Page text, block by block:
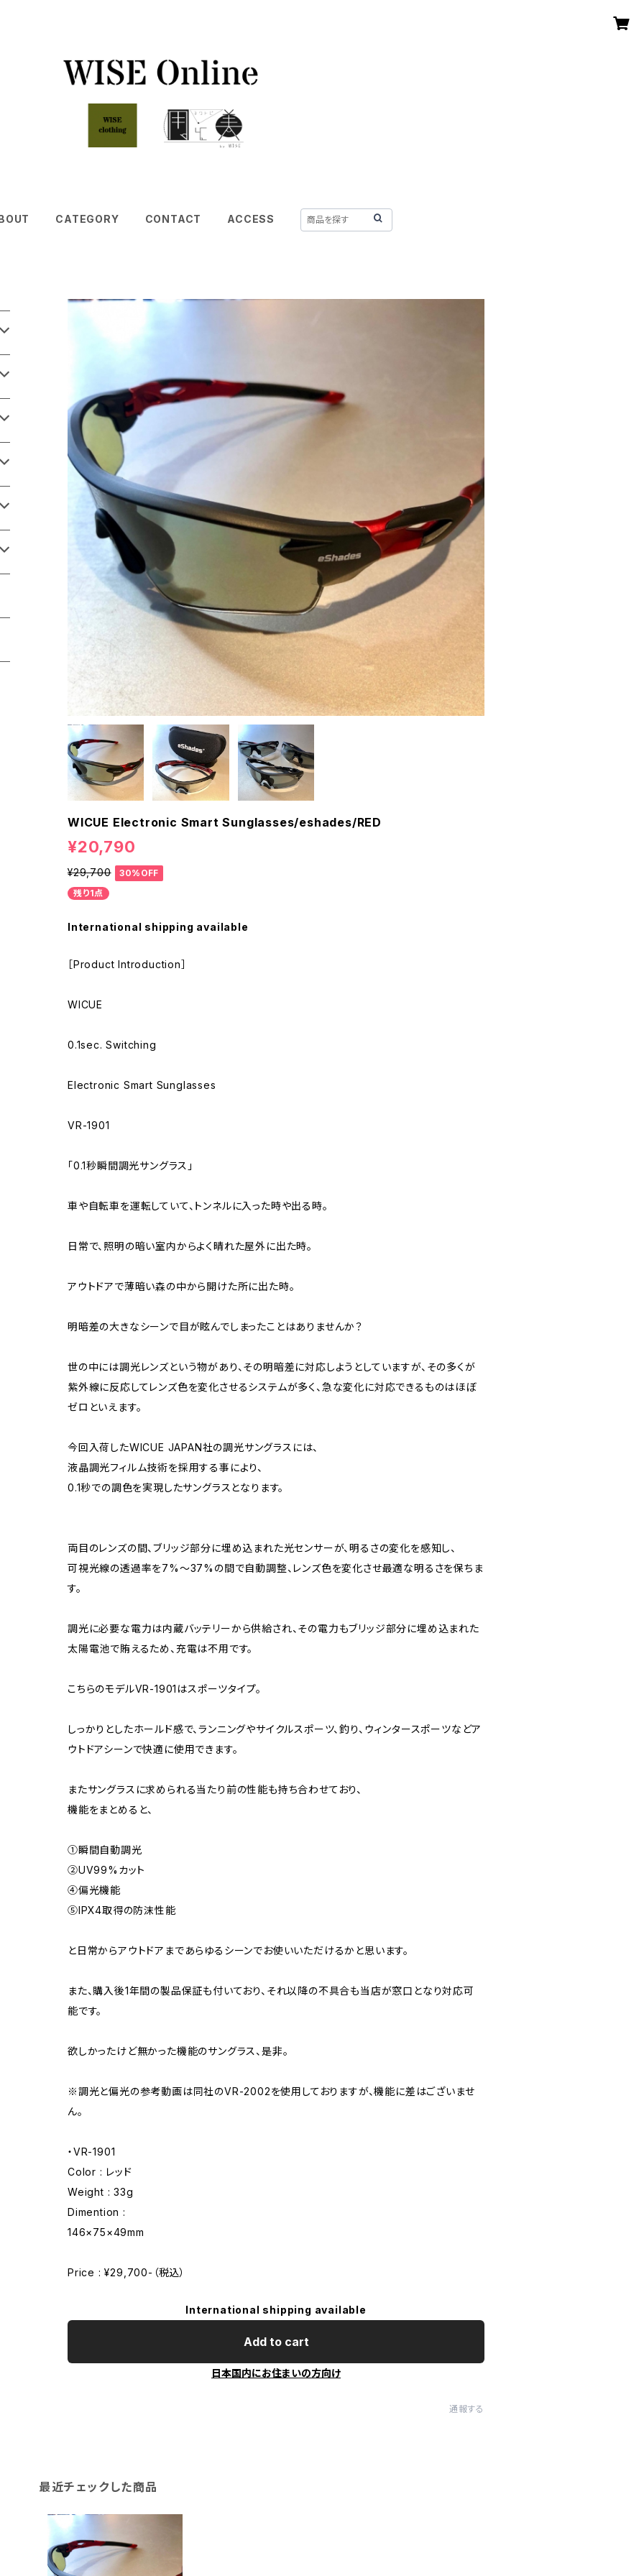
CATEGORY CONTACT ACCESS
WICUE Electronic Smart Sunglasses/eshades/RED
¥20,790
¥29,700
30%OFF
残り1点
International shipping available
［Product Introduction］
WICUE
0.1sec. Switching
Electronic Smart Sunglasses
VR-1901
「0.1秒瞬間調光サングラス」
車や自転車を運転していて、トンネルに入った時や出る時。
日常で、照明の暗い室内からよく晴れた屋外に出た時。
アウトドアで薄暗い森の中から開けた所に出た時。
明暗差の大きなシーンで目が眩んでしまったことはありませんか？
世の中には調光レンズという物があり、その明暗差に対応しようとしていますが、その多くが
紫外線に反応してレンズ色を変化させるシステムが多く、急な変化に対応できるものはほぼ
ゼロといえます。
今回入荷したWICUE JAPAN社の調光サングラスには、
液晶調光フィルム技術を採用する事により、
0.1秒での調色を実現したサングラスとなります。
両目のレンズの間、ブリッジ部分に埋め込まれた光センサーが、明るさの変化を感知し、
可視光線の透過率を7%〜37%の間で自動調整、レンズ色を変化させ最適な明るさを保ちま
す。
調光に必要な電力は内蔵バッテリーから供給され、その電力もブリッジ部分に埋め込まれた
太陽電池で賄えるため、充電は不用です。
こちらのモデルVR-1901はスポーツタイプ。
しっかりとしたホールド感で、ランニングやサイクルスポーツ、釣り、ウィンタースポーツなどア
ウトドアシーンで快適に使用できます。
またサングラスに求められる当たり前の性能も持ち合わせており、
機能をまとめると、
①瞬間自動調光
②UV99%カット
④偏光機能
⑤IPX4取得の防沫性能
と日常からアウトドアまであらゆるシーンでお使いいただけるかと思います。
また、購入後1年間の製品保証も付いており、それ以降の不具合も当店が窓口となり対応可
能です。
欲しかったけど無かった機能のサングラス、是非。
※調光と偏光の参考動画は同社のVR-2002を使用しておりますが、機能に差はございませ
ん。
・VR-1901
Color : レッド
Weight : 33g
Dimention :
146×75×49mm
Price : ¥29,700-（税込）
International shipping available
Add to cart
日本国内にお住まいの方向け
通報する
最近チェックした商品